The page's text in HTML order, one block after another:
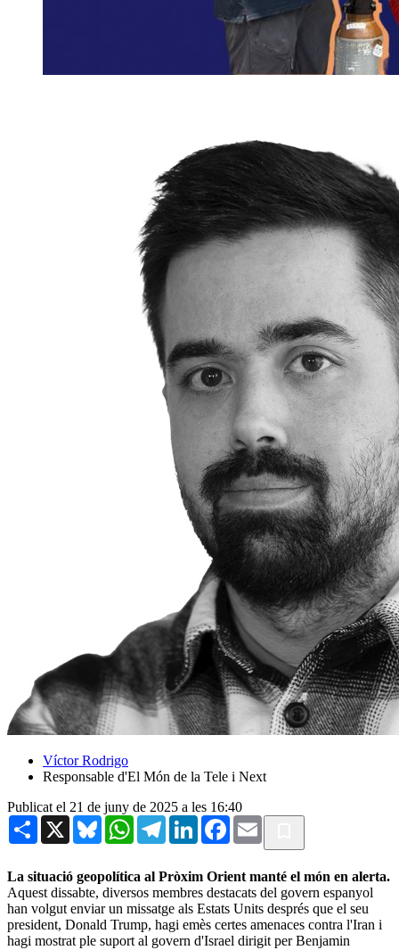
Víctor Rodrigo
Responsable d'El Món de la Tele i Next
Publicat el 21 de juny de 2025 a les 16:40
Share X BlueskyWhatsAppTelegramLinkedInFacebook
Email
La situació geopolítica al Pròxim Orient manté el món en alerta.
Aquest dissabte, diversos membres destacats del govern espanyol
han volgut enviar un missatge als Estats Units després que el seu
president, Donald Trump, hagi emès certes amenaces contra l'Iran i
hagi mostrat ple suport al govern d'Israel dirigit per Benjamin